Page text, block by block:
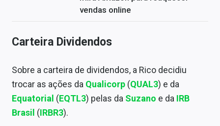
vendas online
Carteira Dividendos
Sobre a carteira de dividendos, a Rico decidiu
trocar as ações da Qualicorp (QUAL3) e da
Equatorial (EQTL3) pelas da Suzano e da IRB
Brasil (IRBR3).